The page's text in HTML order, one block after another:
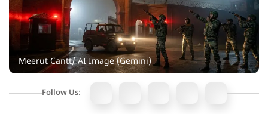
Meerut Cantt/ AI Image (Gemini)
Follow Us: